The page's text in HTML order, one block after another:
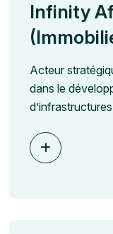
Infinity
Acteur
dans le